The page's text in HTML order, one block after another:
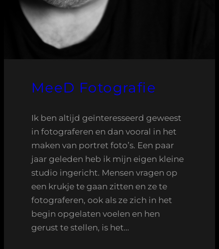
MeeD Fotografie
Ik ben altijd geïnteresseerd geweest
in fotograferen en dan vooral in het
maken van portret foto’s. Een paar
jaar geleden heb ik mijn eigen kleine
studio ingericht. Mensen vragen op
een krukje te gaan zitten en ze te
fotograferen, ook als ze zich in het
begin opgelaten voelen en hen
gerust te stellen, is het…